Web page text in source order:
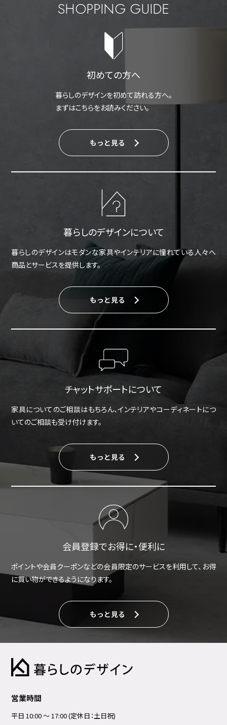
SHOPPING GUIDE
初めての方へ
暮らしのデザインを初めて訪れる方へ。
まずはこちらをお読みください。
もっと見る
暮らしのデザインについて
暮らしのデザインはモダンな家具やインテリアに憧れている人々へ
商品とサービスを提供します。
もっと見る
チャットサポートについて
家具についてのご相談はもちろん、インテリアやコーディネートにつ
いてのご相談も受け付けます。
もっと見る
会員登録でお得に・便利に
ポイントや会員クーポンなどの会員限定のサービスを利用して、お得
に買い物ができるようになります。
もっと見る
営業時間
平日 10:00 ～ 17:00 (定休日：土日祝)